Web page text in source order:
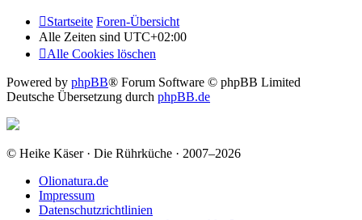
Startseite Foren-Übersicht
Alle Zeiten sind UTC+02:00
Alle Cookies löschen
Powered by phpBB® Forum Software © phpBB Limited
Deutsche Übersetzung durch phpBB.de
© Heike Käser · Die Rührküche · 2007–2026
Olionatura.de
Impressum
Datenschutzrichtlinien